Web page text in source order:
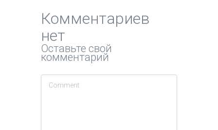
Комментариев
нет
Оставьте свой
комментарий